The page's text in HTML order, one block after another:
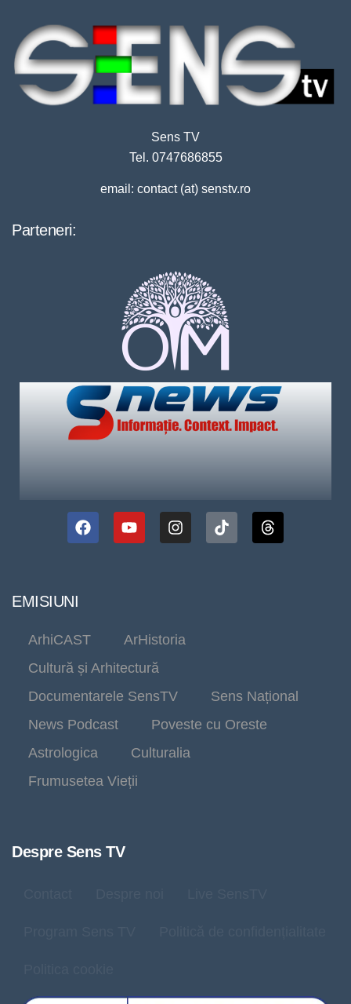
Sens TV
Tel. 0747686855
email: contact (at) senstv.ro
Parteneri:
EMISIUNI
ArhiCAST
ArHistoria
Cultură și Arhitectură
Documentarele SensTV
Sens Național
News Podcast
Poveste cu Oreste
Astrologica
Culturalia
Frumusetea Vieții
Despre Sens TV